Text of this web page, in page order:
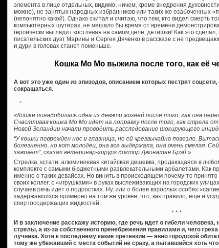
элемента в лице отдельных, видимо, ничем, кроме внедрения
можно), не занятых народных избранников или таких же озабоченных
(непонятно какой). Однако считал и считаю, что тем, кто видел смерть
компьютерных шутерах, не мешало бы время от времени
героически выглядит костлявая на самом деле, детишки! Как это
писательских дуэт Марины и Сергея Дяченко в рассказе с не
и дури в головах станет поменьше.
Кошка Мо Мо выжила после того, как её
А вот это уже один из эпизодов, описанием которых пестрят
сокращаться.
«Кошке понадобилась одна из девяти жизней после того, как она
Счастливая кошка Мо Мо идет на поправку после того, как стрела
Новой Зеландии начали проводить расследование шокирующего
“У кошки поврежден нос и глазница, но ей чрезвычайно повезло.
болезненно, но кот молодец, она все выдержала, она очень смелая.
заживет”, сказал ветеринар-хирург доктор Джонатан Брэй.»
Стрелка, кстати, алюминиевая китайская дешевка, продающаяся в
комплекте с самыми бюджетными развлекательными арбалетами. Как
именно о таких девайсах. Но винить в происходящем почему-то принято
своих коллег, с «игрушками» в руках выслеживающих на городских
случаев речь идет о подростках. Ну, или о более взрослых особях
задержавшихся примерно на том же уровне, что, как правило, еще и
спиртосодержащих жидкостей.
* * *
И в заключение расскажу историю, где речь идет о гибели
стрелы, а из-за собственного пренебрежения правилами и, чего
лучника. Хотя к последнему какие претензии — явно городской
тому же убежавший с места событий не сразу, а пытавшийся хоть